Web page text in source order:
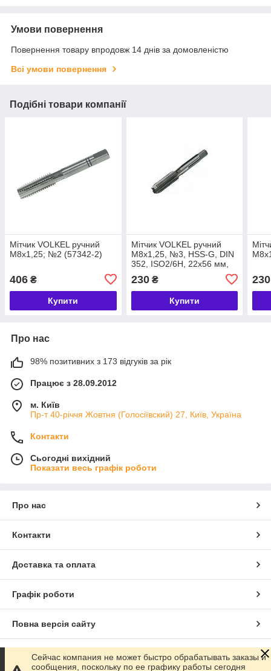
Умови повернення
Повернення товару впродовж 14 днів за домовленістю
Всі умови повернення
Подібні товари компанії
Мітчик VOLKEL ручний
М8х1,25; №2 (57342-2)
406 ₴
Купити
Мітчик VOLKEL ручний
М8х1,25, №3, HSS-G, DIN
352, ISO2/6H, 22х56 мм,
наскрізних та глухих
отворів, неабразивні
230₴
Купити
230
Про нас
98% позитивних з 173 відгуків за рік
Працює з 28.09.2012
м. Київ
Пр-т 40-річчя Жовтня (Голосіївский) 27, Київ, Україна
Контакти
Сьогодні вихідний
Показати весь графік роботи
Про нас
Контакти
Доставка та оплата
Графік роботи
Повна версія сайту
Сайт створено на маркетплейсі Prom.ua
Сейчас компания не может быстро обрабатывать заказы и
сообщения, поскольку по ее графику работы сегодня